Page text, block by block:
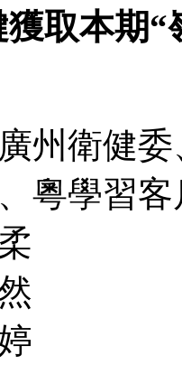
獲取本期“
州衛健
粵學習